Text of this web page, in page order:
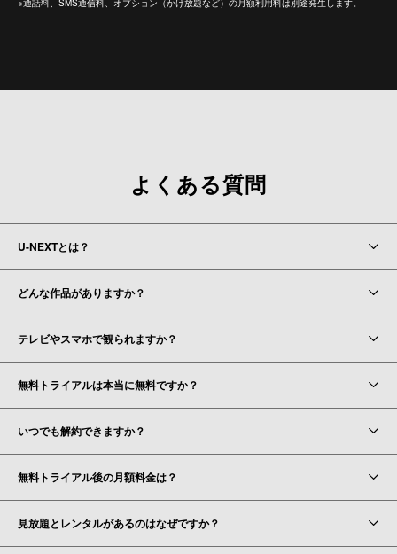
※通話料、SMS通信料、オプション（かけ放題など）の月額利用料は別途発生します。
よくある質問
U-NEXTとは？
どんな作品がありますか？
テレビやスマホで観られますか？
無料トライアルは本当に無料ですか？
いつでも解約できますか？
無料トライアル後の月額料金は？
見放題とレンタルがあるのはなぜですか？